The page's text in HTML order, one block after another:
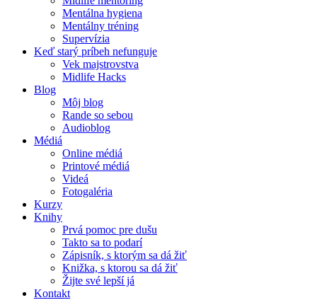
Mentálna hygiena
Mentálny tréning
Supervízia
Keď starý príbeh nefunguje
Vek majstrovstva
Midlife Hacks
Blog
Môj blog
Rande so sebou
Audioblog
Médiá
Online médiá
Printové médiá
Videá
Fotogaléria
Kurzy
Knihy
Prvá pomoc pre dušu
Takto sa to podarí
Zápisník, s ktorým sa dá žiť
Knižka, s ktorou sa dá žiť
Žijte své lepší já
Kontakt